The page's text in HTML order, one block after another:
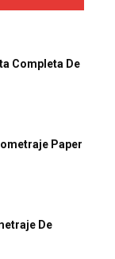
Completa De
Paper
De